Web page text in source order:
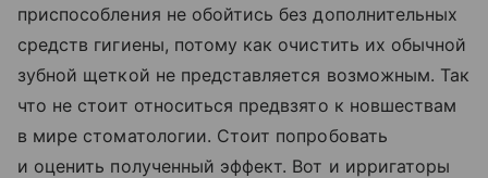
приспособления не обойтись без дополнительных
средств гигиены, потому как очистить их обычной
зубной щеткой не представляется возможным. Так
что не стоит относиться предвзято к новшествам
в мире стоматологии. Стоит попробовать
и оценить полученный эффект. Вот и ирригаторы